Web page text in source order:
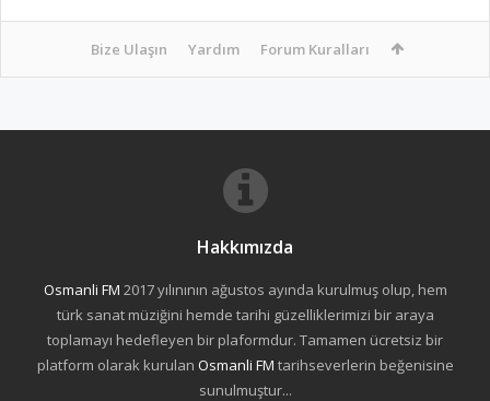
Bize Ulaşın Yardım Forum Kuralları
Hakkımızda
Osmanli FM 2017 yılınının ağustos ayında kurulmuş olup, hem
türk sanat müziğini hemde tarihi güzelliklerimizi bir araya
toplamayı hedefleyen bir plaformdur. Tamamen ücretsiz bir
platform olarak kurulan Osmanli FM tarihseverlerin beğenisine
sunulmuştur...